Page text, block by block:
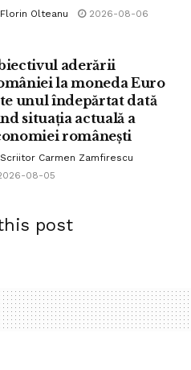
dictatura coronavirusului
Florin Olteanu 2026-08-06
aderării
la moneda Euro
unul îndepărtat dată
situația actuală a
românești
Scriitor Carmen Zamfirescu
08-05
post